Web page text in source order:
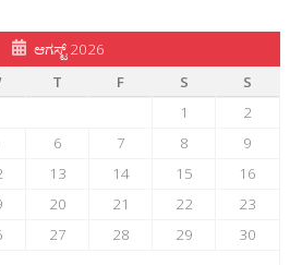
ಆಗಸ್ಟ್ 2026
T F S
S
1
2
6 7 8
9
13 14 15
16
20 21 22
23
27 28 29
30